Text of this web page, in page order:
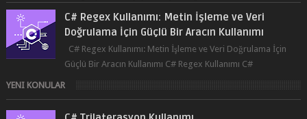
C# Regex Kullanımı: Metin İşleme ve Veri
Doğrulama İçin Güçlü Bir Aracın Kullanımı
C# Regex Kullanımı: Metin İşleme ve Veri Doğrulama İçin
Güçlü Bir Aracın Kullanımı C# Regex Kullanımı C#
programlama dilinde, düzenli ifad...
YENI KONULAR